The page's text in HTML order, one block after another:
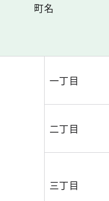
町名
一丁目
二丁目
三丁目